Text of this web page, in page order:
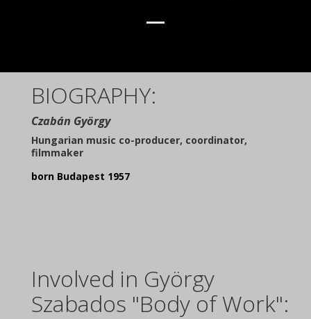
BIOGRAPHY:
Czabán György
Hungarian music co-producer, coordinator,
filmmaker
born Budapest 1957
Involved in György
Szabados "Body of Work":